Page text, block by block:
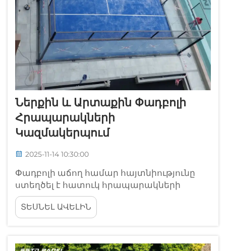
Ներքին ԵՒ Արտաքին Փադբոլի
Հրապարակների
Կազմակերպում
2025-11-14 10:30:00
Փադբոլի աճող համար հայտնիությունը
ստեղծել է հատուկ հրապարակների
նկատելի պահանջարկ տարբեր շրջակա
միջավայրերում: Անկախ նրանից՝ արդյոք
ծրագրվում է առևտրային կառույց, թե
հասկանալ ներքին և արտաքին...
ՏԵՍՆԵԼ ԱՎԵԼԻՆ